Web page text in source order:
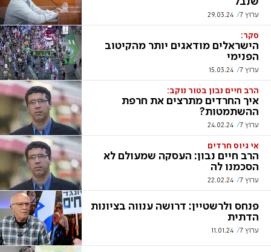
ערוץ 7 29.03.24
סקר:
הישראלים מודאגים יותר מהקיטוב
הפנימי
ערוץ 7 15.03.24
הרב חיים נבון בטור נוקב:
איך החרדים מתרצים את חרפת
ההשתמטות?
ערוץ 7 24.02.24
אי גיוס חרדים
הרב חיים נבון: העסקה שמעולם לא
הסכמנו לה
ערוץ 7 22.02.24
פנחס ולרשטיין: דרושה ענווה בציונות
הדתית
ערוץ 7 11.01.24